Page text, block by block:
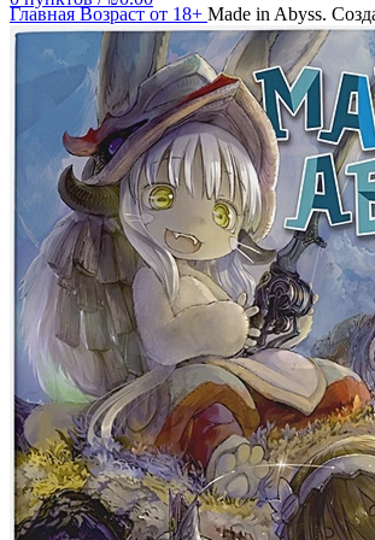
ГлавнаяВозраст от 18+ Made in Abyss.